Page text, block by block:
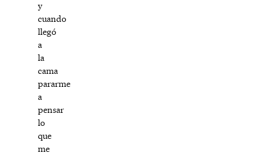
y
cuando
llegó
a
la
cama
pararme
a
pensar
lo
que
me